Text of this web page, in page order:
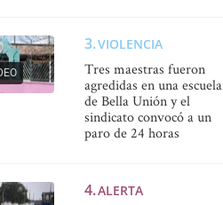
VIOLENCIA
Tres maestras fueron
agredidas en una escuela
de Bella Unión y el
sindicato convocó a un
paro de 24 horas
ALERTA